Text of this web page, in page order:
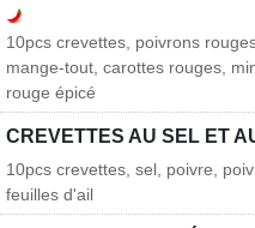
10pcs crevettes, poivrons
mange-tout, carottes rouges,
rouge épicé
CREVETTES AU SEL ET
10pcs crevettes, sel, poivre,
feuilles d'ail